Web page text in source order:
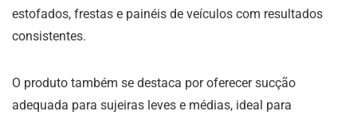
estofados, frestas e painéis de veículos com resultados
consistentes.
O produto também se destaca por oferecer sucção
adequada para sujeiras leves e médias, ideal para